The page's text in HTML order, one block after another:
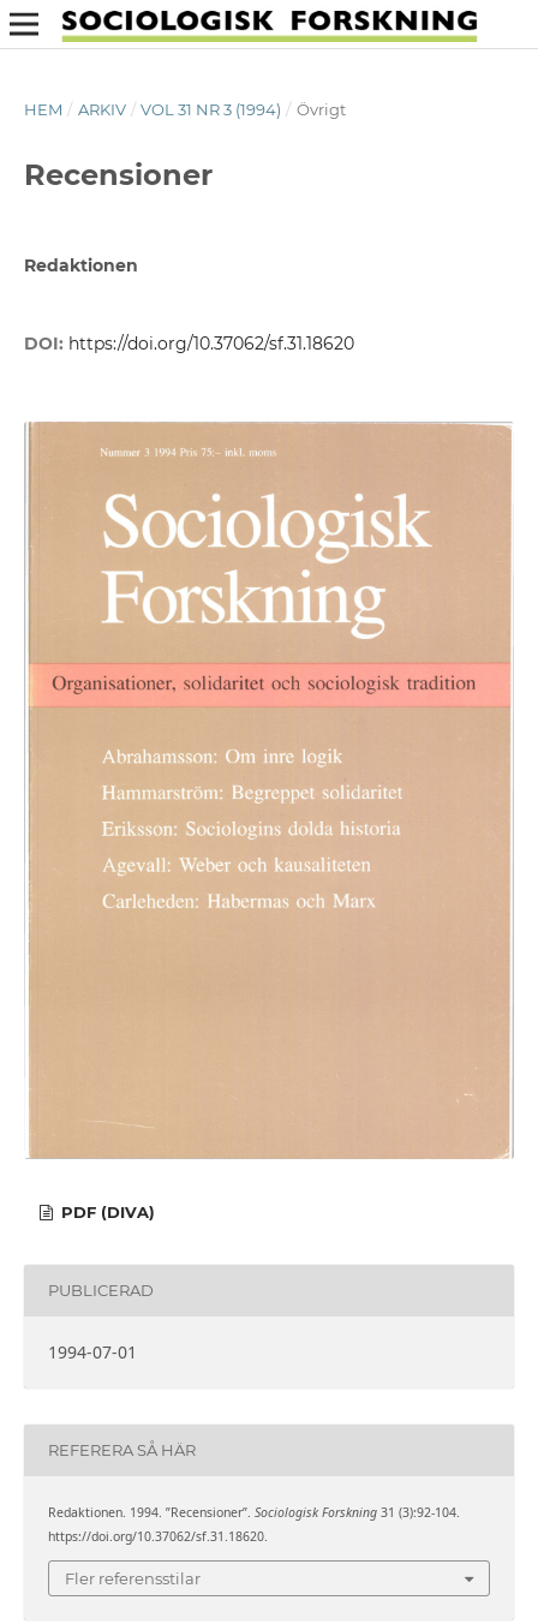
HEM / ARKIV / VOL 31 NR 3 (1994) / Övrigt
Recensioner
Redaktionen
DOI: https://doi.org/10.37062/sf.31.18620
PDF (DIVA)
PUBLICERAD
1994-07-01
REFERERA SÅ HÄR
Redaktionen. 1994. ”Recensioner”. Sociologisk Forskning31 (3):92-104.
https://doi.org/10.37062/sf.31.18620.
Fler referensstilar